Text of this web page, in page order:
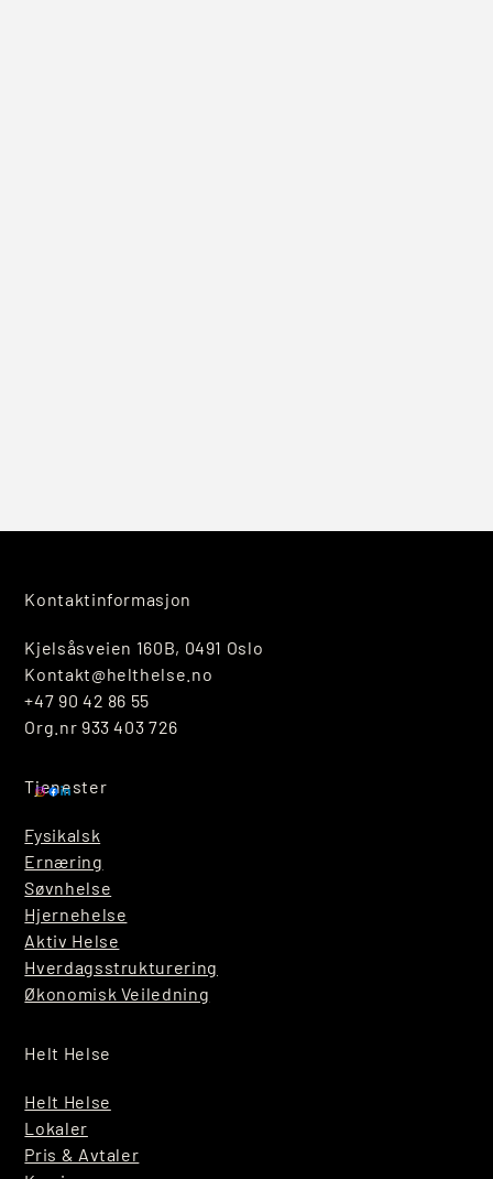
Kontaktinformasjon
Kjelsåsveien 160B, 0491 Oslo
Kontakt@helthelse.no
+47 90 42 86 55
Org.nr 933 403 726
Tjenester
Fysikalsk
Ernæring
Søvnhelse
Hjernehelse
Aktiv Helse
Hverdagsstrukturering
Økonomisk Veiledning
Helt Helse
Helt Helse
Lokaler
Pris & Avtaler